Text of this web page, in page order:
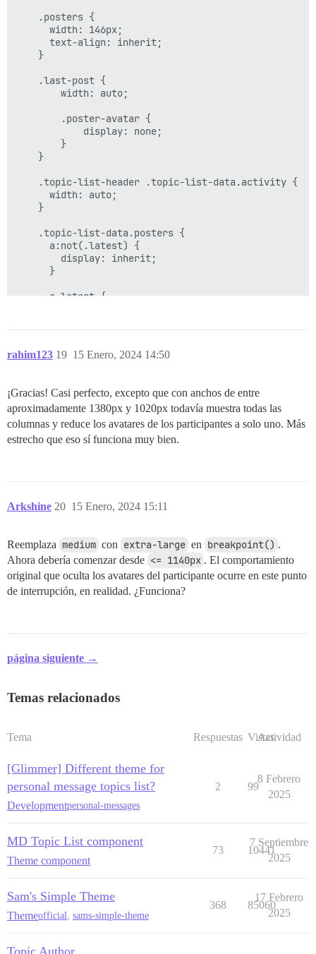
    .posters {
      width: 146px;
      text-align: inherit;
    }
    .last-post {
        width: auto;
        .poster-avatar {
            display: none;
        }
    }
    .topic-list-header .topic-list-data.activity {
      width: auto;
    }
    .topic-list-data.posters {
      a:not(.latest) {
        display: inherit;
      }
      a.latest {
rahim123 15 Enero, 2024 14:50
19
¡Gracias! Casi perfecto, excepto que con anchos de entre
aproximadamente 1380px y 1020px todavía muestra todas las
columnas y reduce los avatares de los participantes a solo uno. Más
estrecho que eso sí funciona muy bien.
Arkshine 15 Enero, 2024 15:11
20
Reemplaza medium con extra-large en breakpoint() .
Ahora debería comenzar desde <= 1140px . El comportamiento
original que oculta los avatares del participante ocurre en este punto
de interrupción, en realidad. ¿Funciona?
página siguiente →
Temas relacionados
Tema Respuestas Vistas
Actividad
[Glimmer] Different theme for
personal message topics list?
Developmentpersonal-messages
2 99
8 Febrero
2025
MD Topic List component
Theme component
73 10441
7 Septiembre
2025
Sam's Simple Theme
Themeofficial, sams-simple-theme
368 85060
17 Febrero
2025
Topic Author